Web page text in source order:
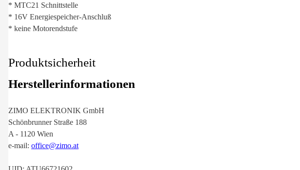
* MTC21 Schnittstelle
* 16V Energiespeicher-Anschluß
* keine Motorendstufe
Produktsicherheit
Herstellerinformationen
ZIMO ELEKTRONIK GmbH
Schönbrunner Straße 188
A - 1120 Wien
e-mail: office@zimo.at